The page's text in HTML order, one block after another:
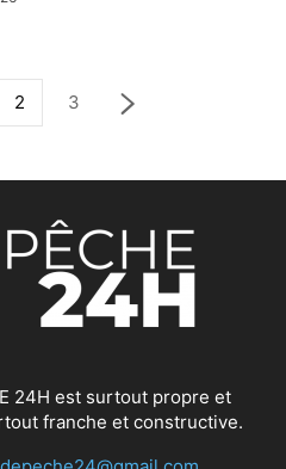
2 3
24H est surtout propre et
franche et constructive.